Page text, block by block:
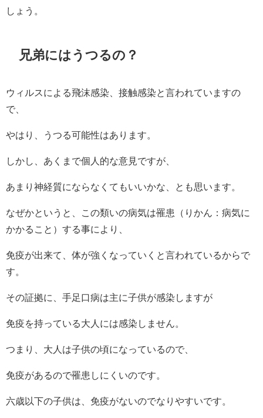
しょう。
兄弟にはうつるの？
ウィルスによる飛沫感染、接触感染と言われていますの
で、
やはり、うつる可能性はあります。
しかし、あくまで個人的な意見ですが、
あまり神経質にならなくてもいいかな、とも思います。
なぜかというと、この類いの病気は罹患（りかん：病気に
かかること）する事により、
免疫が出来て、体が強くなっていくと言われているからで
す。
その証拠に、手足口病は主に子供が感染しますが
免疫を持っている大人には感染しません。
つまり、大人は子供の頃になっているので、
免疫があるので罹患しにくいのです。
六歳以下の子供は、免疫がないのでなりやすいです。